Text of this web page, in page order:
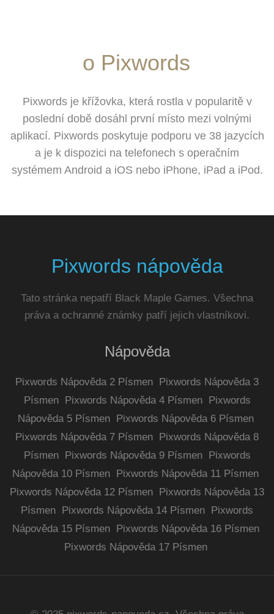
o Pixwords
Pixwords je křížovka, která rostla v popularitě v
poslední době dosáhl první místo mezi volnými
aplikací. Pixwords poskytuje podporu ve 38 jazycích
a je k dispozici na telefonech s operačním
systémem Android a iOS nebo iPhone, iPad a iPod.
Pixwords nápověda
Tato stránka nepatří Black Maple Games. Všechna
práva a ochranné známky patří jejich vlastníkovi.
Nápověda
Pixwords Nápověda 2 Písmen Pixwords Nápověda 3
Písmen
Pixwords Nápověda 4 Písmen
Pixwords
Nápověda 5 Písmen
Pixwords Nápověda 6 Písmen
Pixwords Nápověda 7 Písmen Pixwords Nápověda 8
Písmen
Pixwords Nápověda 9 Písmen
Pixwords
Nápověda 10 Písmen Pixwords Nápověda 11 Písmen
Pixwords Nápověda 12 Písmen Pixwords Nápověda 13
Písmen Pixwords Nápověda 14 Písmen Pixwords
Nápověda 15 Písmen
Pixwords Nápověda 16 Písmen
Pixwords Nápověda 17 Písmen